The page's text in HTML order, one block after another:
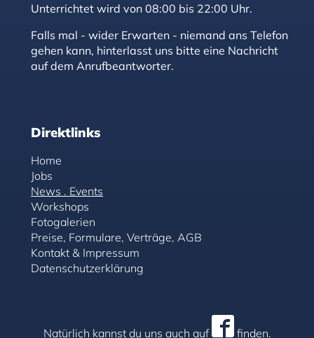
Unterrichtet wird von 08:00 bis 22:00 Uhr.
Falls mal - wider Erwarten - niemand ans Telefon
gehen kann, hinterlasst uns bitte eine Nachricht
auf dem Anrufbeantworter.
Direktlinks
Home
Jobs
News . Events
Workshops
Fotogalerien
Preise, Formulare, Verträge, AGB
Kontakt & Impressum
Datenschutzerklärung
Natürlich kannst du uns auch auf finden.